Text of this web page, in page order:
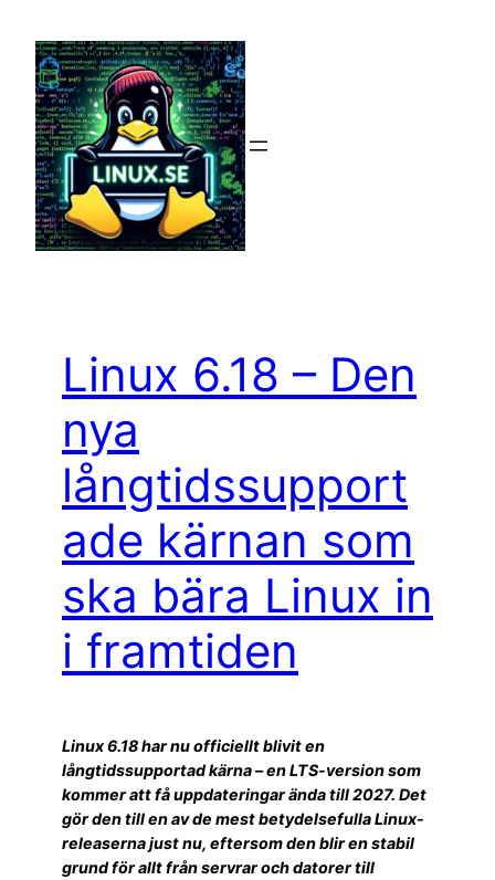
innehåll
Linux 6.18 – Den
nya
långtidssupport
ade kärnan som
ska bära Linux in
i framtiden
Linux 6.18 har nu officiellt blivit en
långtidssupportad kärna – en LTS-version som
kommer att få uppdateringar ända till 2027. Det
gör den till en av de mest betydelsefulla Linux-
releaserna just nu, eftersom den blir en stabil
grund för allt från servrar och datorer till